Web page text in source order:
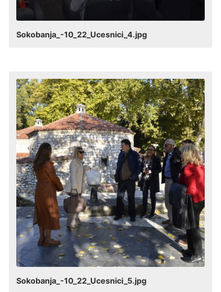
Sokobanja_-10_22_Ucesnici_4.jpg
Sokobanja_-10_22_Ucesnici_5.jpg